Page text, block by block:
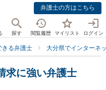
弁護士の方はこちら
探す 閲覧履歴 マイリスト ログイン
きる弁護士 大分県でインターネ
求に強い弁護士